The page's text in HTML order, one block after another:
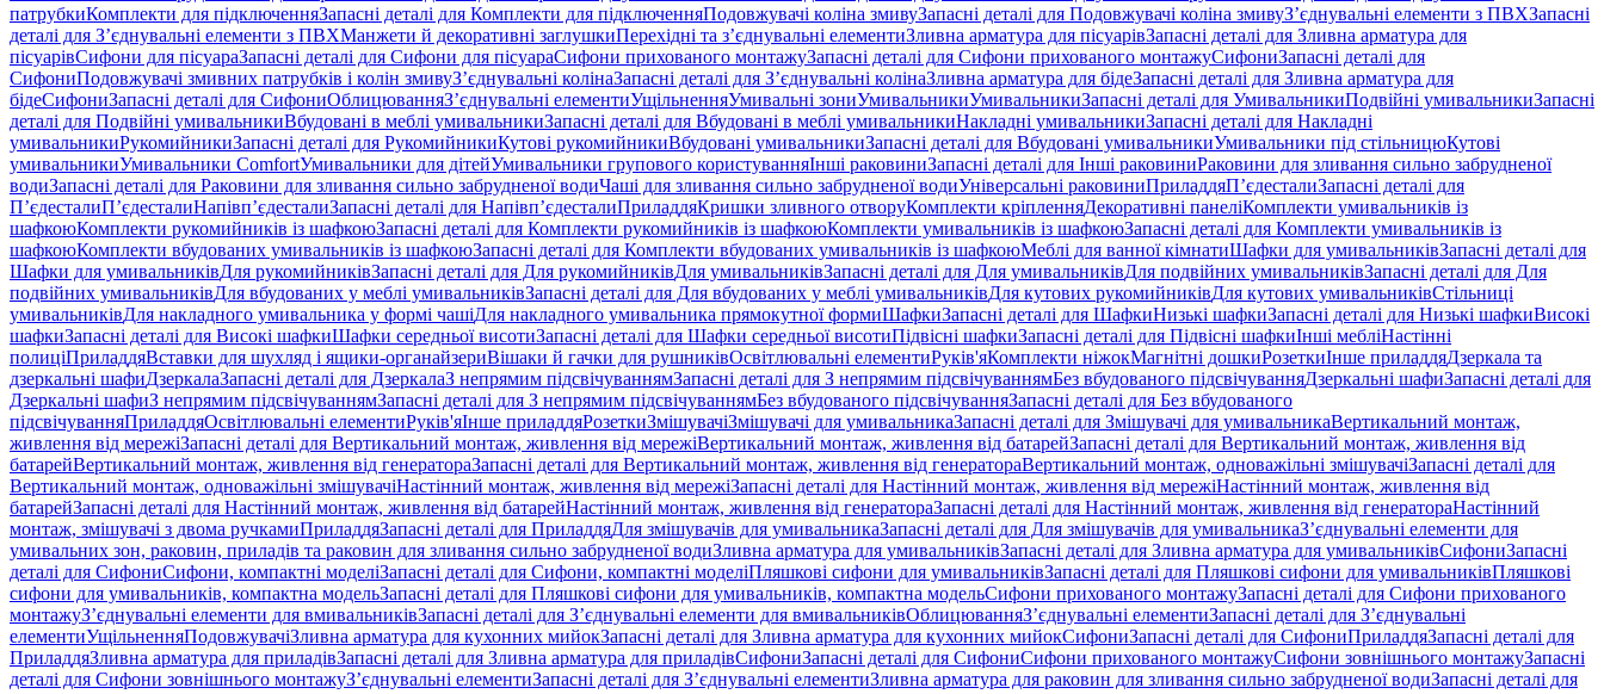
патрубкиКомплекти для підключенняЗапасні деталі для Комплекти для підключенняПодовжувачі коліна змивуЗапасні деталі для Подовжувачі коліна змивуЗ’єднувальні елементи з ПВХЗапасні
деталі для З’єднувальні елементи з ПВХМанжети й декоративні заглушкиПерехідні та з’єднувальні елементиЗливна арматура для пісуарівЗапасні деталі для Зливна арматура для
пісуарівСифони для пісуараЗапасні деталі для Сифони для пісуараСифони прихованого монтажуЗапасні деталі для Сифони прихованого монтажуСифониЗапасні деталі для
СифониПодовжувачі змивних патрубків і колін змивуЗ’єднувальні колінаЗапасні деталі для З’єднувальні колінаЗливна арматура для бідеЗапасні деталі для Зливна арматура для
бідеСифониЗапасні деталі для СифониОблицюванняЗ’єднувальні елементиУщільненняУмивальні зониУмивальникиУмивальникиЗапасні деталі для УмивальникиПодвійні умивальникиЗапасні
деталі для Подвійні умивальникиВбудовані в меблі умивальникиЗапасні деталі для Вбудовані в меблі умивальникиНакладні умивальникиЗапасні деталі для Накладні
умивальникиРукомийникиЗапасні деталі для РукомийникиКутові рукомийникиВбудовані умивальникиЗапасні деталі для Вбудовані умивальникиУмивальники під стільницюКутові
умивальникиУмивальники ComfortУмивальники для дітейУмивальники групового користуванняІнші раковиниЗапасні деталі для Інші раковиниРаковини для зливання сильно забрудненої
водиЗапасні деталі для Раковини для зливання сильно забрудненої водиЧаші для зливання сильно забрудненої водиУніверсальні раковиниПриладдяП’єдесталиЗапасні деталі для
П’єдесталиП’єдесталиНапівп’єдесталиЗапасні деталі для Напівп’єдесталиПриладдяКришки зливного отворуКомплекти кріпленняДекоративні панеліКомплекти умивальників із
шафкоюКомплекти рукомийників із шафкоюЗапасні деталі для Комплекти рукомийників із шафкоюКомплекти умивальників із шафкоюЗапасні деталі для Комплекти умивальників із
шафкоюКомплекти вбудованих умивальників із шафкоюЗапасні деталі для Комплекти вбудованих умивальників із шафкоюМеблі для ванної кімнатиШафки для умивальниківЗапасні деталі для
Шафки для умивальниківДля рукомийниківЗапасні деталі для Для рукомийниківДля умивальниківЗапасні деталі для Для умивальниківДля подвійних умивальниківЗапасні деталі для Для
подвійних умивальниківДля вбудованих у меблі умивальниківЗапасні деталі для Для вбудованих у меблі умивальниківДля кутових рукомийниківДля кутових умивальниківСтільниці
умивальниківДля накладного умивальника у формі чашіДля накладного умивальника прямокутної формиШафкиЗапасні деталі для ШафкиНизькі шафкиЗапасні деталі для Низькі шафкиВисокі
шафкиЗапасні деталі для Високі шафкиШафки середньої висотиЗапасні деталі для Шафки середньої висотиПідвісні шафкиЗапасні деталі для Підвісні шафкиІнші мебліНастінні
полиціПриладдяВставки для шухляд і ящики-органайзериВішаки й гачки для рушниківОсвітлювальні елементиРуків'яКомплекти ніжокМагнітні дошкиРозеткиІнше приладдяДзеркала та
дзеркальні шафиДзеркалаЗапасні деталі для ДзеркалаЗ непрямим підсвічуваннямЗапасні деталі для З непрямим підсвічуваннямБез вбудованого підсвічуванняДзеркальні шафиЗапасні деталі для
Дзеркальні шафиЗ непрямим підсвічуваннямЗапасні деталі для З непрямим підсвічуваннямБез вбудованого підсвічуванняЗапасні деталі для Без вбудованого
підсвічуванняПриладдяОсвітлювальні елементиРуків'яІнше приладдяРозеткиЗмішувачіЗмішувачі для умивальникаЗапасні деталі для Змішувачі для умивальникаВертикальний монтаж,
живлення від мережіЗапасні деталі для Вертикальний монтаж, живлення від мережіВертикальний монтаж, живлення від батарейЗапасні деталі для Вертикальний монтаж, живлення від
батарейВертикальний монтаж, живлення від генератораЗапасні деталі для Вертикальний монтаж, живлення від генератораВертикальний монтаж, одноважільні змішувачіЗапасні деталі для
Вертикальний монтаж, одноважільні змішувачіНастінний монтаж, живлення від мережіЗапасні деталі для Настінний монтаж, живлення від мережіНастінний монтаж, живлення від
батарейЗапасні деталі для Настінний монтаж, живлення від батарейНастінний монтаж, живлення від генератораЗапасні деталі для Настінний монтаж, живлення від генератораНастінний
монтаж, змішувачі з двома ручкамиПриладдяЗапасні деталі для ПриладдяДля змішувачів для умивальникаЗапасні деталі для Для змішувачів для умивальникаЗ’єднувальні елементи для
умивальних зон, раковин, приладів та раковин для зливання сильно забрудненої водиЗливна арматура для умивальниківЗапасні деталі для Зливна арматура для умивальниківСифониЗапасні
деталі для СифониСифони, компактні моделіЗапасні деталі для Сифони, компактні моделіПляшкові сифони для умивальниківЗапасні деталі для Пляшкові сифони для умивальниківПляшкові
сифони для умивальників, компактна модельЗапасні деталі для Пляшкові сифони для умивальників, компактна модельСифони прихованого монтажуЗапасні деталі для Сифони прихованого
монтажуЗ’єднувальні елементи для вмивальниківЗапасні деталі для З’єднувальні елементи для вмивальниківОблицюванняЗ’єднувальні елементиЗапасні деталі для З’єднувальні
елементиУщільненняПодовжувачіЗливна арматура для кухонних мийокЗапасні деталі для Зливна арматура для кухонних мийокСифониЗапасні деталі для СифониПриладдяЗапасні деталі для
ПриладдяЗливна арматура для приладівЗапасні деталі для Зливна арматура для приладівСифониЗапасні деталі для СифониСифони прихованого монтажуСифони зовнішнього монтажуЗапасні
деталі для Сифони зовнішнього монтажуЗ’єднувальні елементиЗапасні деталі для З’єднувальні елементиЗливна арматура для раковин для зливання сильно забрудненої водиЗапасні деталі для